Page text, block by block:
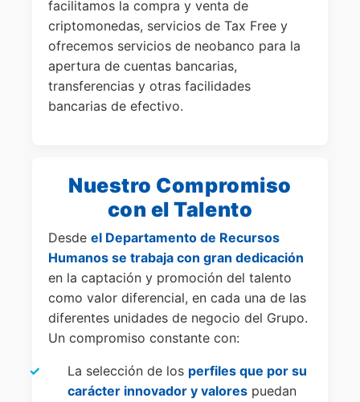
facilitamos la compra y venta de
criptomonedas, servicios de Tax Free y
ofrecemos servicios de neobanco para la
apertura de cuentas bancarias,
transferencias y otras facilidades
bancarias de efectivo.
Nuestro Compromiso
con el Talento
Desde el Departamento de Recursos
Humanos se trabaja con gran dedicación
en la captación y promoción del talento
como valor diferencial, en cada una de las
diferentes unidades de negocio del Grupo.
Un compromiso constante con:
La selección de los perfiles que por su
carácter innovador y valores puedan